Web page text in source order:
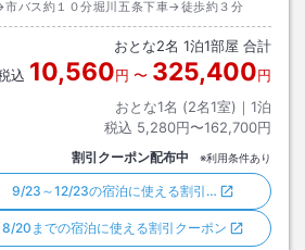
市バス約１０分堀川五条下車→徒歩約３分
おとな2名 1泊1部屋 合計
込 10,560円 〜 325,400円
おとな1名 (2名1室)｜ 1泊
税込 5,280円〜162,700円
割引クーポン配布中 ※利用条件あり
9/23～12/23の宿泊に使える割引…
8/20までの宿泊に使える割引クーポン